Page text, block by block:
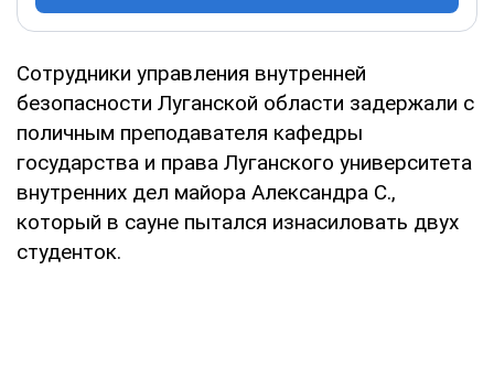
Сотрудники управления внутренней
безопасности Луганской области задержали с
поличным преподавателя кафедры
государства и права Луганского университета
внутренних дел майора Александра С.,
который в сауне пытался изнасиловать двух
студенток.